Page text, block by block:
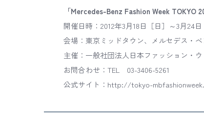
「Mercedes-Benz Fashion Week TOKYO
開催日時：2012年3月18日［日］～3月24日
会場：東京ミッドタウン、メルセデス・
主催：一般社団法人日本ファッション・
お問合わせ：TEL 03-3406-5261
公式サイト：http://tokyo-